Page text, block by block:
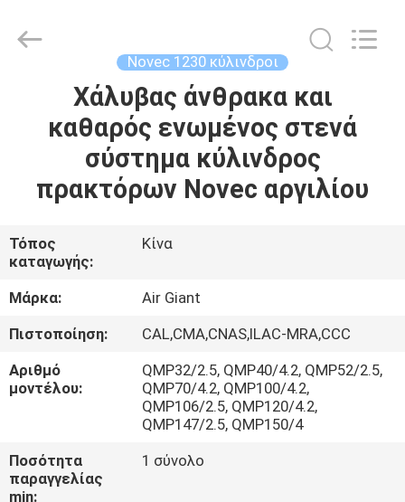
ΠΡΟΪΌΝΤΑ
ΠΑΡΟΥΣΙΆΣΤΕ
ΣΧΕΤΙΚΆ
ΜΕ
ΕΜΆΣ
ΕΡΓΟΣΤΑΣΊΩΝ
Equipment
Novec 1230 κύλινδροι
Χάλυβας άνθρακα και
καθαρός ενωμένος στενά
σύστημα κύλινδρος
πρακτόρων Novec αργιλίου
Τόπος
καταγωγής:
Κίνα
Μάρκα:
Air Giant
Πιστοποίηση:
CAL,CMA,CNAS,ILAC-MRA,CCC
Αριθμό
μοντέλου:
QMP32/2.5, QMP40/4.2, QMP52/2.5,
QMP70/4.2, QMP100/4.2,
QMP106/2.5, QMP120/4.2,
QMP147/2.5, QMP150/4
Ποσότητα
παραγγελίας
min:
1 σύνολο